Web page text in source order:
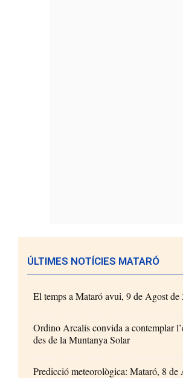
ÚLTIMES NOTÍCIES MATARÓ
El temps a Mataró avui, 9 de Agost de
Ordino Arcalís convida a contemplar
des de la Muntanya Solar
Predicció meteorològica: Mataró, 8 de